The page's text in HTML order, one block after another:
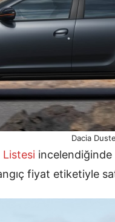
Dacia
incelendiğinde
fiyat etiketiyle